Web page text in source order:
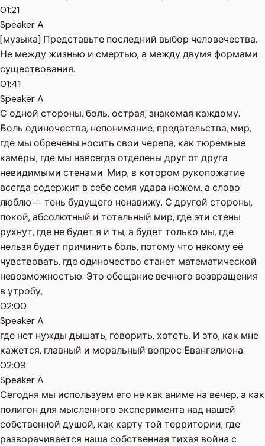
01:21
Speaker A
[музыка] Представьте последний выбор человечества.
Не между жизнью и смертью, а между двумя формами
существования.
01:41
Speaker A
С одной стороны, боль, острая, знакомая каждому.
Боль одиночества, непонимание, предательства, мир,
где мы обречены носить свои черепа, как тюремные
камеры, где мы навсегда отделены друг от друга
невидимыми стенами. Мир, в котором рукопожатие
всегда содержит в себе семя удара ножом, а слово
люблю — тень будущего ненавижу. С другой стороны,
покой, абсолютный и тотальный мир, где эти стены
рухнут, где не будет я и ты, а будет только мы, где
нельзя будет причинить боль, потому что некому её
чувствовать, где одиночество станет математической
невозможностью. Это обещание вечного возвращения
в утробу,
02:00
Speaker A
где нет нужды дышать, говорить, хотеть. И это, как мне
кажется, главный и моральный вопрос Евангелиона.
02:09
Speaker A
Сегодня мы используем его не как аниме на вечер, а как
полигон для мысленного эксперимента над нашей
собственной душой, как карту той территории, где
разворачивается наша собственная тихая война с